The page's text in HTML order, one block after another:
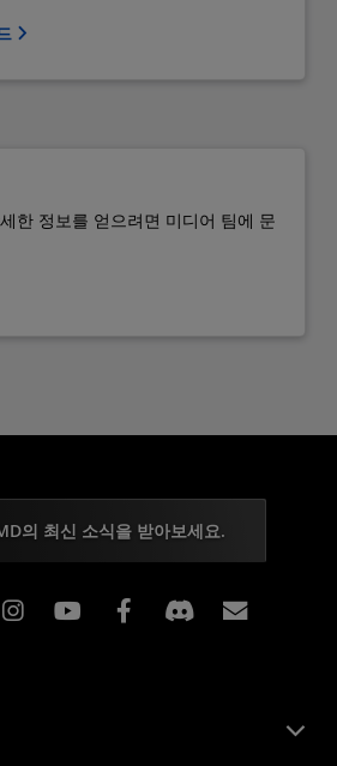
한 정보를 얻으려면 미디어 팀에 문
의 최신 소식을 받아보세요.
Instagram Facebook